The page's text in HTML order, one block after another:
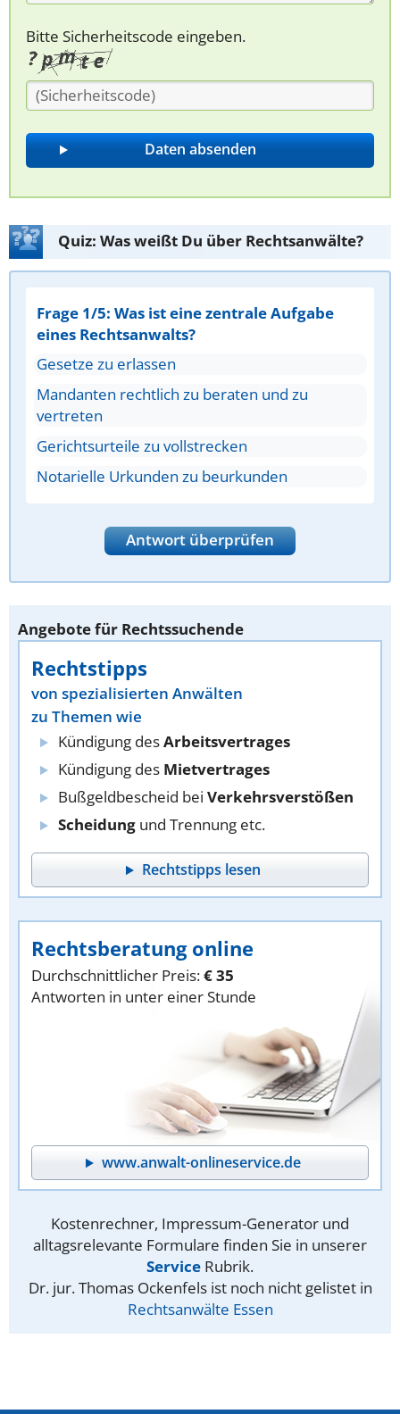
Bitte Sicherheitscode eingeben.
Quiz: Was weißt Du über Rechtsanwälte?
Frage 1/5: Was ist eine zentrale Aufgabe
eines Rechtsanwalts?
Gesetze zu erlassen
Mandanten rechtlich zu beraten und zu
vertreten
Gerichtsurteile zu vollstrecken
Notarielle Urkunden zu beurkunden
Antwort überprüfen
Angebote für Rechtssuchende
Rechtstipps
von spezialisierten Anwälten
zu Themen wie
Kündigung desArbeitsvertrages
Kündigung des Mietvertrages
Bußgeldbescheid bei Verkehrsverstößen
Scheidung und Trennung etc.
Rechtstipps lesen
Rechtsberatung online
Durchschnittlicher Preis:€ 35
Antworten in unter einer Stunde
www.anwalt-onlineservice.de
Kostenrechner, Impressum-Generator und
alltagsrelevante Formulare finden Sie in unserer
Service Rubrik.
Dr. jur. Thomas Ockenfels ist noch nicht gelistet in
Rechtsanwälte Essen